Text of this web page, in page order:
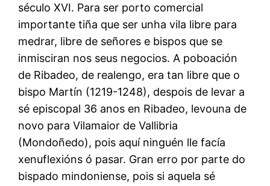
século XVI. Para ser porto comercial
importante tiña que ser unha vila libre para
medrar, libre de señores e bispos que se
inmisciran nos seus negocios. A poboación
de Ribadeo, de realengo, era tan libre que o
bispo Martín (1219-1248), despois de levar a
sé episcopal 36 anos en Ribadeo, levouna de
novo para Vilamaior de Vallibria
(Mondoñedo), pois aquí ninguén lle facía
xenuflexións ó pasar. Gran erro por parte do
bispado mindoniense, pois si aquela sé